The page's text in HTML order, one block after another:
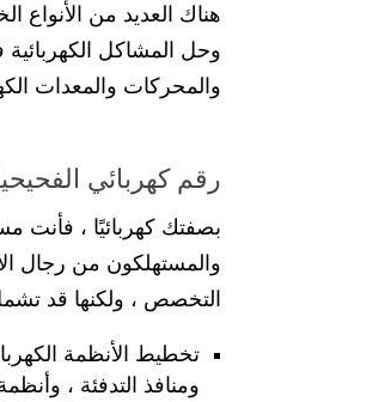
هناك العديد من الأنواع
وحل المشاكل الكهربائية
والمحركات والمعدات
رقم كهربائي
بصفتك كهربائيًا ، فأنت
والمستهلكون من رجال
التخصص ، ولكنها قد
تخطيط الأنظمة
ومنافذ التدفئة ،